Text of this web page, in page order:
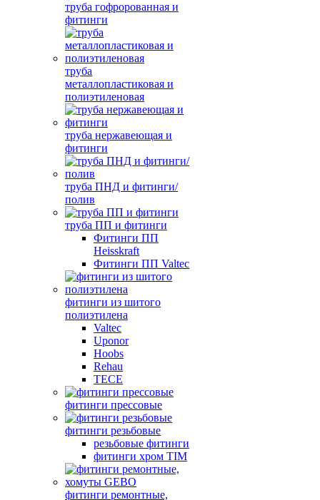
труба гофророванная и
фитинги
труба
металлопластиковая и
полиэтиленовая
труба нержавеющая и
фитинги
труба ПНД и фитинги/
полив
труба ПП и фитинги
Фитинги ПП
Heisskraft
Фитинги ПП Valtec
фитинги из шитого
полиэтилена
Valtec
Uponor
Hoobs
Rehau
TECE
фитинги прессовые
фитинги резьбовые
резьбовые фитинги
фитинги хром TIM
фитинги ремонтные,